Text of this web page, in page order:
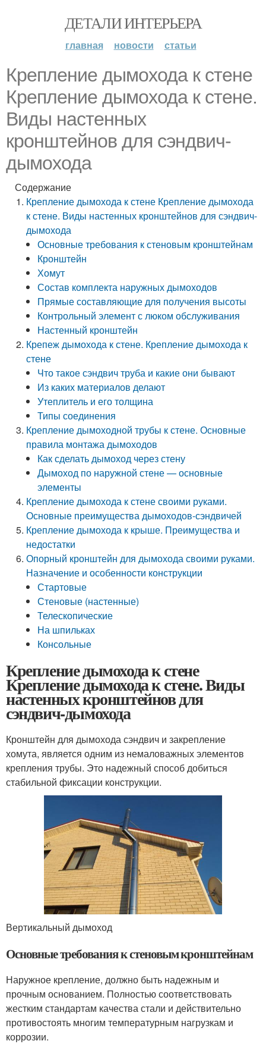
ДЕТАЛИ ИНТЕРЬЕРА
главная новости статьи
Крепление дымохода к стене
Крепление дымохода к стене.
Виды настенных
кронштейнов для сэндвич-
дымохода
Содержание
Крепление дымохода к стене Крепление дымохода
к стене. Виды настенных кронштейнов для сэндвич-
дымохода
Основные требования к стеновым кронштейнам
Кронштейн
Хомут
Состав комплекта наружных дымоходов
Прямые составляющие для получения высоты
Контрольный элемент с люком обслуживания
Настенный кронштейн
Крепеж дымохода к стене. Крепление дымохода к
стене
Что такое сэндвич труба и какие они бывают
Из каких материалов делают
Утеплитель и его толщина
Типы соединения
Крепление дымоходной трубы к стене. Основные
правила монтажа дымоходов
Как сделать дымоход через стену
Дымоход по наружной стене — основные
элементы
Крепление дымохода к стене своими руками.
Основные преимущества дымоходов-сэндвичей
Крепление дымохода к крыше. Преимущества и
недостатки
Опорный кронштейн для дымохода своими руками.
Назначение и особенности конструкции
Стартовые
Стеновые (настенные)
Телескопические
На шпильках
Консольные
Крепление дымохода к стене
Крепление дымохода к стене. Виды
настенных кронштейнов для
сэндвич-дымохода
Кронштейн для дымохода сэндвич и закрепление
хомута, является одним из немаловажных элементов
крепления трубы. Это надежный способ добиться
стабильной фиксации конструкции.
Вертикальный дымоход
Основные требования к стеновым кронштейнам
Наружное крепление, должно быть надежным и
прочным основанием. Полностью соответствовать
жестким стандартам качества стали и действительно
противостоять многим температурным нагрузкам и
коррозии.